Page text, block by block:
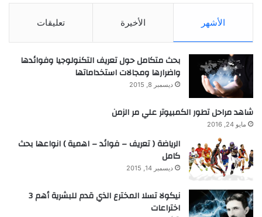
الأشهر الأخيرة تعليقات
بحث متكامل حول تعريف التكنولوجيا وفوائدها
واضرارها ومجالات استخداماتها
ديسمبر 8, 2015
شاهد مراحل تطور الكمبيوتر علي مر الزمن
مايو 24, 2016
الرياضة ( تعريف – فوائد – اهمية ) انواعها بحث
كامل
ديسمبر 14, 2015
نيكولا تسلا المخترع الذي قدم للبشرية أهم 3
اختراعات